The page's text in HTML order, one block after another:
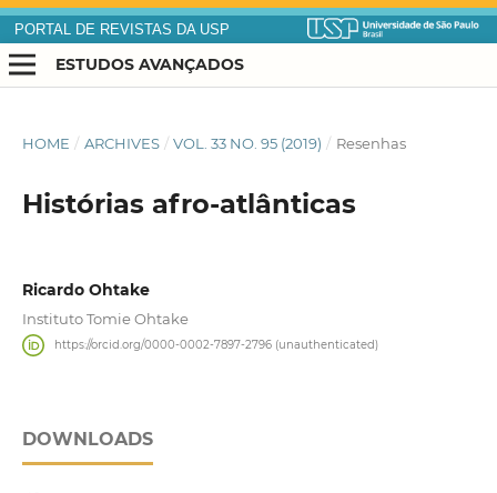
PORTAL DE REVISTAS DA USP
ESTUDOS AVANÇADOS
HOME / ARCHIVES / VOL. 33 NO. 95 (2019) / Resenhas
Histórias afro-atlânticas
Ricardo Ohtake
Instituto Tomie Ohtake
https://orcid.org/0000-0002-7897-2796 (unauthenticated)
DOWNLOADS